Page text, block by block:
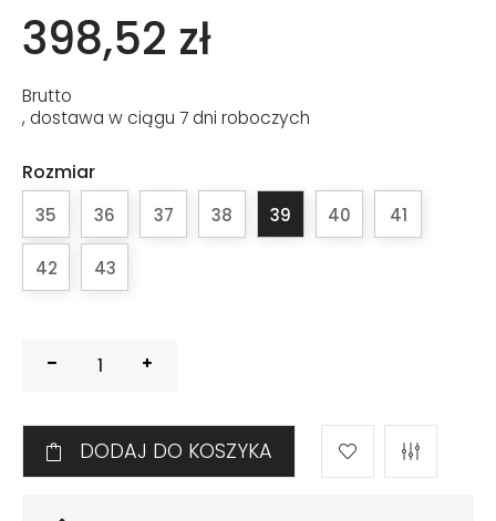
398,52 zł
Brutto
, dostawa w ciągu 7 dni roboczych
Rozmiar
35 36 37 38 39 40 41
42 43
DODAJ DO KOSZYKA